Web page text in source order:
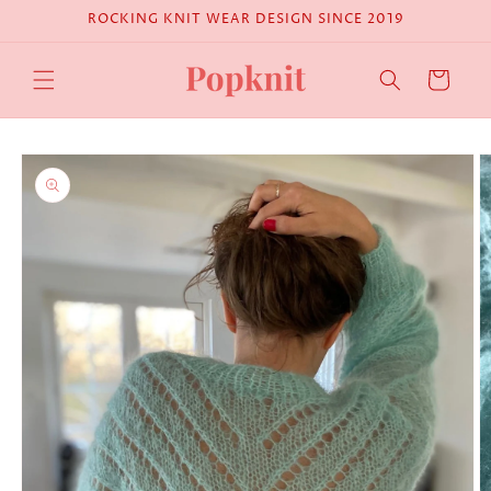
Skip toROCKING KNIT WEAR DESIGN SINCE 2019
Cart
Skip to
product
information